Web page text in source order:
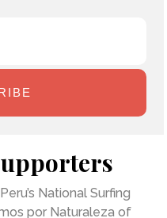
National Surfing
por Naturaleza of